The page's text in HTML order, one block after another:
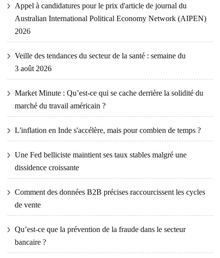
Appel à candidatures pour le prix d'article de journal du
Australian International Political Economy Network (AIPEN)
2026
Veille des tendances du secteur de la santé : semaine du
3 août 2026
Market Minute : Qu’est-ce qui se cache derrière la solidité du
marché du travail américain ?
L'inflation en Inde s'accélère, mais pour combien de temps ?
Une Fed belliciste maintient ses taux stables malgré une
dissidence croissante
Comment des données B2B précises raccourcissent les cycles
de vente
Qu’est-ce que la prévention de la fraude dans le secteur
bancaire ?